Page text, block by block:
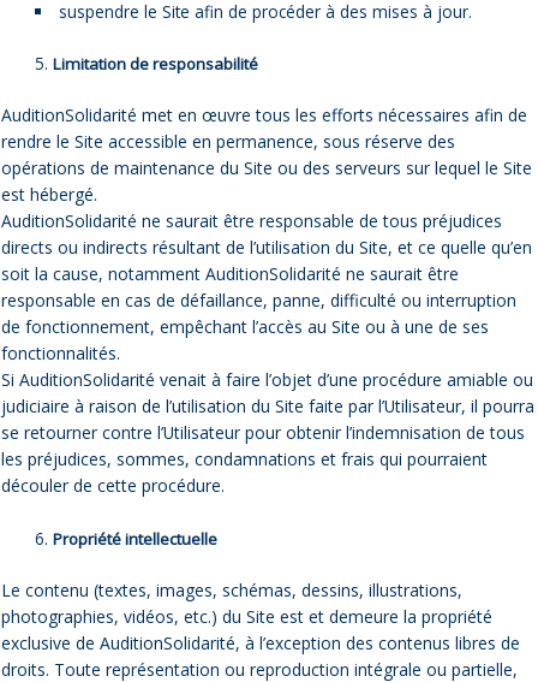
suspendre le Site afin de procéder à des mises à jour.
Limitation de responsabilité
AuditionSolidarité met en œuvre tous les efforts nécessaires afin de
rendre le Site accessible en permanence, sous réserve des
opérations de maintenance du Site ou des serveurs sur lequel le Site
est hébergé.
AuditionSolidarité ne saurait être responsable de tous préjudices
directs ou indirects résultant de l’utilisation du Site, et ce quelle qu’en
soit la cause, notamment AuditionSolidarité ne saurait être
responsable en cas de défaillance, panne, difficulté ou interruption
de fonctionnement, empêchant l’accès au Site ou à une de ses
fonctionnalités.
Si AuditionSolidarité venait à faire l’objet d’une procédure amiable ou
judiciaire à raison de l’utilisation du Site faite par l’Utilisateur, il pourra
se retourner contre l’Utilisateur pour obtenir l’indemnisation de tous
les préjudices, sommes, condamnations et frais qui pourraient
découler de cette procédure.
Propriété intellectuelle
Le contenu (textes, images, schémas, dessins, illustrations,
photographies, vidéos, etc.) du Site est et demeure la propriété
exclusive de AuditionSolidarité, à l’exception des contenus libres de
droits. Toute représentation ou reproduction intégrale ou partielle,